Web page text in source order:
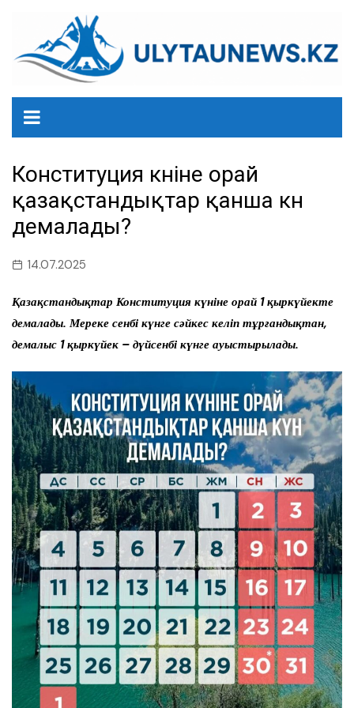
содержанию
Конституция күніне орай
қазақстандықтар қанша күн
демалады?
14.07.2025
Қазақстандықтар Конституция күніне орай 1 қыркүйекте
демалады. Мереке сенбі күнге сәйкес келіп тұрғандықтан,
демалыс 1 қыркүйек – дүйсенбі күнге ауыстырылады.